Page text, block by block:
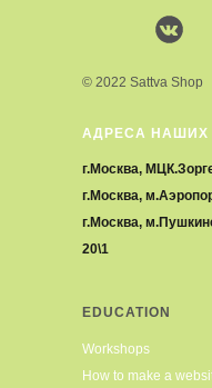
АДРЕСА НАШИХ
г.Москва,
г.Москва,
г.Москва,
20\1
EDUCATION
Workshops
How to make a
© 2022 Sattva Shop